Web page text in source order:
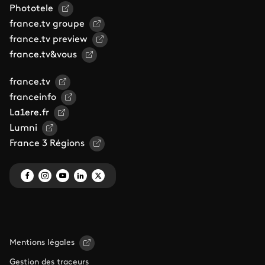
Phototele
france.tv groupe
france.tv preview
france.tv&vous
france.tv
franceinfo
La1ere.fr
Lumni
France 3 Régions
Mentions légales
Gestion des traceurs